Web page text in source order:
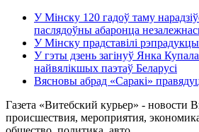
У Мінску 120 гадоў таму
паслядоўны абаронца
У Мінску прадставілі
У гэты дзень загінуў Янка
найвялікшых паэтаў Беларусі
Вясновы абрад «Саракі»
Газета «Витебский курьер» - новости
происшествия, мероприятия,